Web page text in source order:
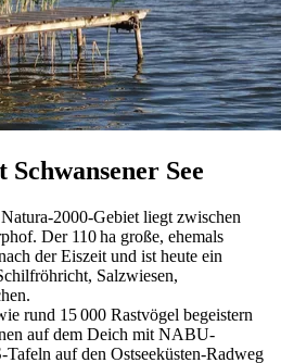
See
Gebiet liegt zwischen
Der 110 ha große, ehemals
der Eiszeit und ist heute ein
Salzwiesen,
.
rund 15 000 Rastvögel begeistern
auf dem Deich mit NABU-
auf den Ostseeküsten-Radweg